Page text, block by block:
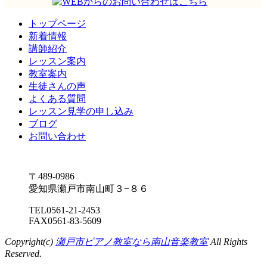
トップページ
新着情報
講師紹介
レッスン案内
教室案内
生徒さんの声
よくある質問
レッスン見学の申し込み
ブログ
お問い合わせ
〒489-0986
愛知県瀬戸市南山町３−８６
TEL0561-21-2453
FAX0561-83-5609
Copyright(c) 瀬戸市ピアノ教室なら南山音楽教室All Rights
Reserved.